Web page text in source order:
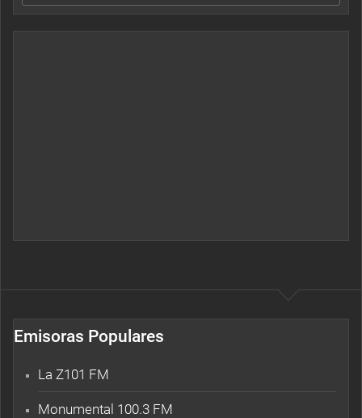
Emisoras Populares
La Z101 FM
Monumental 100.3 FM